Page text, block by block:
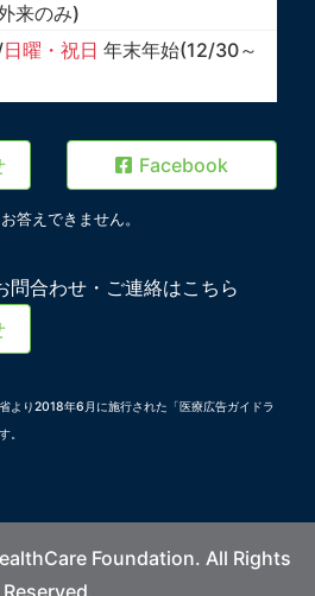
来のみ)
日曜・祝日 年末年始(12/30～
Facebook
答えできません。
問合わせ・ご連絡はこちら
より2018年6月に施行された「医療広告ガイドラ
。
Foundation. All Rights